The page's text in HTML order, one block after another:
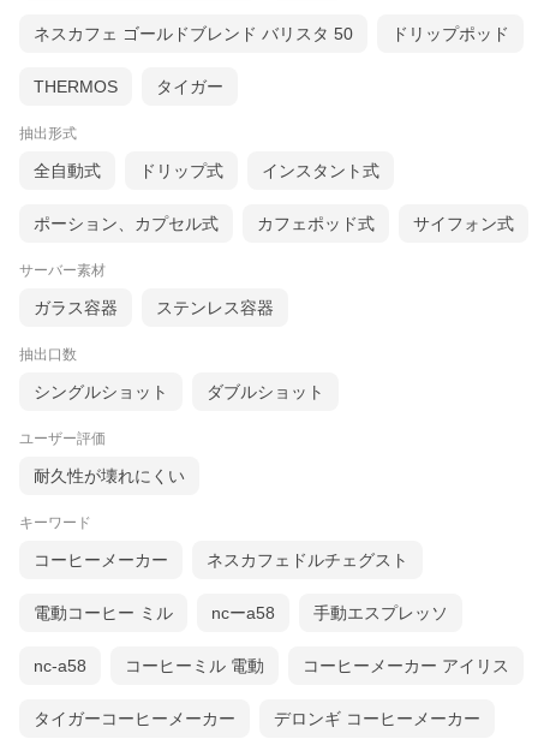
ネスカフェ ゴールドブレンド バリスタ 50 ドリップポッド
THERMOS タイガー
抽出形式
全自動式 ドリップ式 インスタント式
ポーション、カプセル式 カフェポッド式 サイフォン式
サーバー素材
ガラス容器 ステンレス容器
抽出口数
シングルショット ダブルショット
ユーザー評価
耐久性が壊れにくい
キーワード
コーヒーメーカー ネスカフェドルチェグスト
電動コーヒー ミル ncーa58 手動エスプレッソ
nc-a58 コーヒーミル 電動 コーヒーメーカー アイリス
タイガーコーヒーメーカー デロンギ コーヒーメーカー